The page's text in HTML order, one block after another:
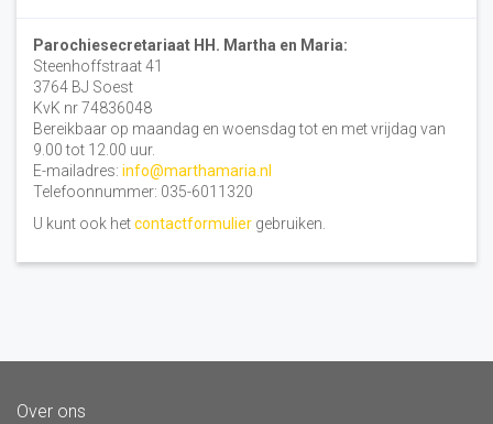
Parochiesecretariaat HH. Martha en Maria:
Steenhoffstraat 41
3764 BJ Soest
KvK nr 74836048
Bereikbaar op maandag en woensdag tot en met vrijdag van
9.00 tot 12.00 uur.
E-mailadres: info@marthamaria.nl
Telefoonnummer: 035-6011320
U kunt ook hetcontactformulier gebruiken.
Over ons